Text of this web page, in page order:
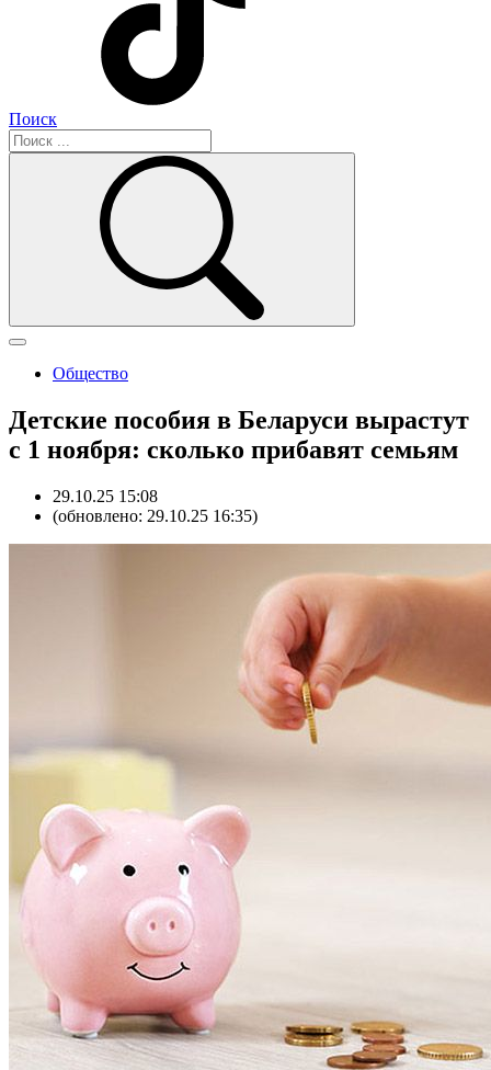
Поиск
Общество
Детские пособия в Беларуси вырастут
с 1 ноября: сколько прибавят семьям
29.10.25 15:08
(обновлено: 29.10.25 16:35)